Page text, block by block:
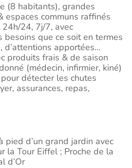
(8 habitants), grandes
espaces communs raffinés
24, 7j/7, avec
besoins que ce soit en termes
d’attentions apportées…
produits frais & de saison
(médecin, infirmier, kiné)
détecter les chutes
assurances, repas,
pied d’un grand jardin avec
la Tour Eiffel ; Proche de la
d’Or